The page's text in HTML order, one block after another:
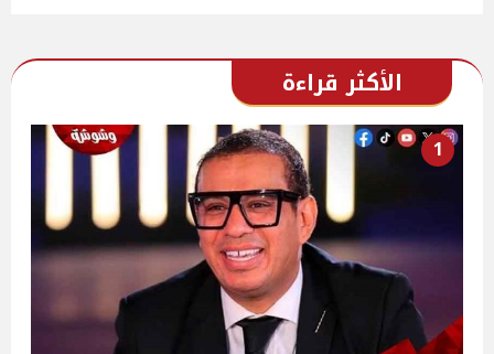
الأكثر قراءة
1